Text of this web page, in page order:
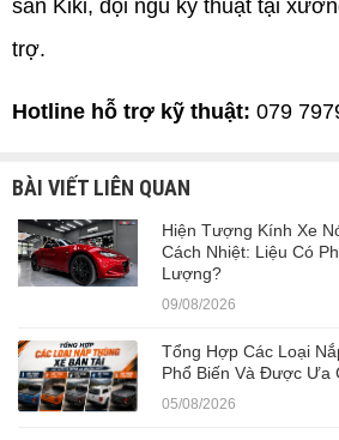
sẵn Kiki, đội ngũ kỹ thuật tại
trợ.
Hotline hỗ trợ kỹ thuật: 079
BÀI VIẾT LIÊN QUAN
Hiện Tượng Kính Xe
Cách Nhiệt: Liệu Có
Lượng?
09/08/2026
Tổng Hợp Các Loại
Phổ Biến Và Được Ưa
05/08/2026